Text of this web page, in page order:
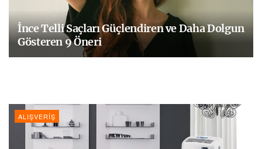
İnce Telli Saçları Güçlendiren ve Daha Dolgun
Gösteren 9 Öneri
ALIŞVERIŞ